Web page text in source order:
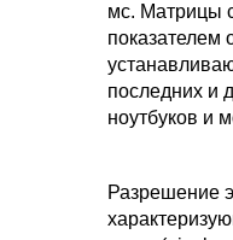
мс. Матрицы
показателем
последних и
ноутбуков и
Разрешение